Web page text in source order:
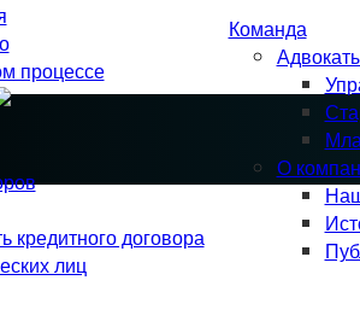
процессе
кредитного договора
лиц
Команда
О